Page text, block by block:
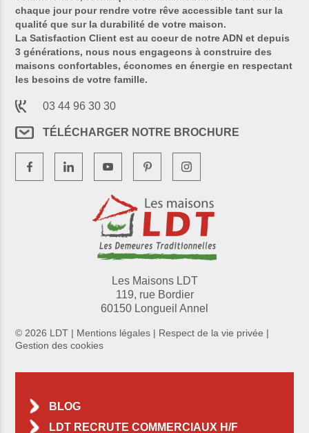
chaque jour pour rendre votre rêve accessible tant sur la
qualité que sur la durabilité de votre maison.
La Satisfaction Client est au coeur de notre ADN et depuis
3 générations, nous nous engageons à construire des
maisons confortables, économes en énergie en respectant
les besoins de votre famille.
03 44 96 30 30
TÉLÉCHARGER NOTRE BROCHURE
Les Maisons LDT
119, rue Bordier
60150 Longueil Annel
© 2026 LDT | Mentions légales | Respect de la vie privée |
Gestion des cookies
BLOG
LDT RECRUTE COMMERCIAUX H/F